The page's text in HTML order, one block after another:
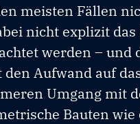
meisten Fällen
nicht explizit
werden – und
Aufwand auf
Umgang mit
Bauten